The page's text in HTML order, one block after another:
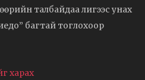
талбайдаа лигээс унах
багтай тоглохоор
харах